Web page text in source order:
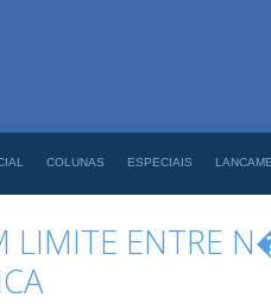
COLUNAS ESPECIAIS
LIMITE ENTRE